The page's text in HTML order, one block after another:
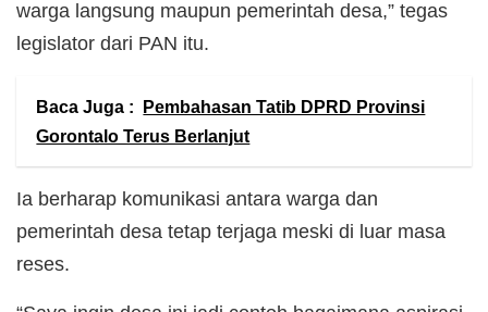
warga langsung maupun pemerintah desa,” tegas
legislator dari PAN itu.
Baca Juga :
Pembahasan Tatib DPRD Provinsi
Gorontalo Terus Berlanjut
Ia berharap komunikasi antara warga dan
pemerintah desa tetap terjaga meski di luar masa
reses.